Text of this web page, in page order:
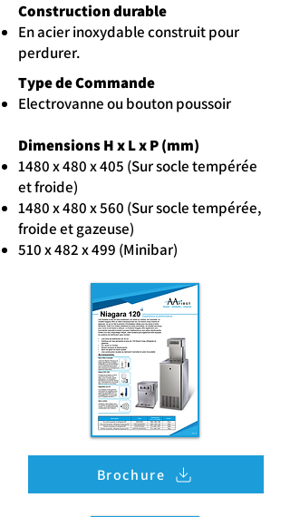
Construction durable
En acier inoxydable construit pour
perdurer.
Type de Commande
Electrovanne ou bouton poussoir
Dimensions H x L x P (mm)
1480 x 480 x 405 (Sur socle tempérée
et froide)
1480 x 480 x 560 (Sur socle tempérée,
froide et gazeuse)
510 x 482 x 499 (Minibar)
Brochure